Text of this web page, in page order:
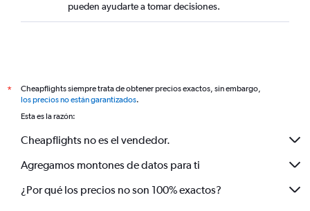
pueden ayudarte a tomar decisiones.
*
Cheapflights siempre trata de obtener precios exactos, sin embargo,
los precios no están garantizados.
Esta es la razón:
Cheapflights no es el vendedor.
Agregamos montones de datos para ti
¿Por qué los precios no son 100% exactos?